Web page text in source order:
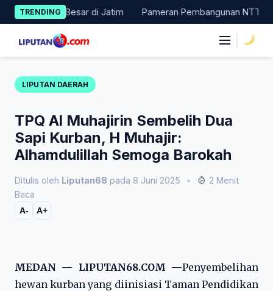
Skip
to
content
TRENDING
11 Besar di Jatim Pameran Pembangunan NTT Didorong
LIPUTAN DAERAH
TPQ Al Muhajirin Sembelih Dua
Sapi Kurban, H Muhajir:
Alhamdulillah Semoga Barokah
Ditulis oleh Liputan68 pada 8 Juni 2025 •
2 Menit
Baca
A- A+
MEDAN — LIPUTAN68.COM —Penyembelihan
hewan kurban yang diinisiasi Taman Pendidikan